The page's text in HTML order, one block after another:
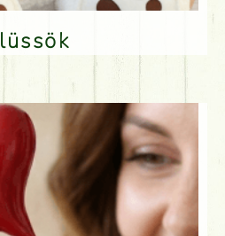
Plüssök